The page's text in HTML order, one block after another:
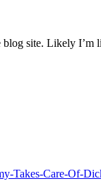
site. Likely
Takes-Care-Of-